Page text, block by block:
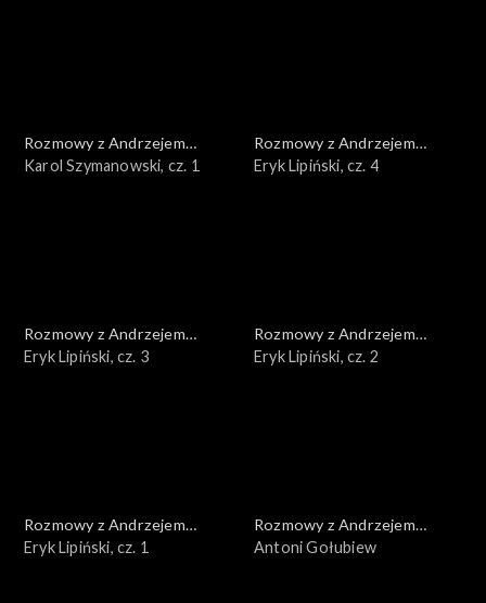
Rozmowy z Andrzejem
Doboszem
Karol Szymanowski, cz. 1
Rozmowy z Andrzejem
Doboszem
Eryk Lipiński, cz. 4
Rozmowy z Andrzejem
Doboszem
Eryk Lipiński, cz. 3
Rozmowy z Andrzejem
Doboszem
Eryk Lipiński, cz. 2
Rozmowy z Andrzejem
Doboszem
Eryk Lipiński, cz. 1
Rozmowy z Andrzejem
Doboszem
Antoni Gołubiew